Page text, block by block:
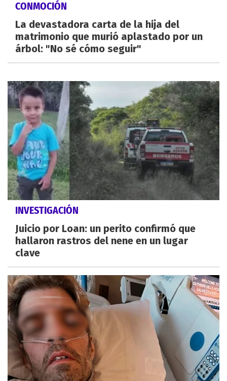
CONMOCIÓN
La devastadora carta de la hija del
matrimonio que murió aplastado por un
árbol: "No sé cómo seguir"
INVESTIGACIÓN
Juicio por Loan: un perito confirmó que
hallaron rastros del nene en un lugar
clave